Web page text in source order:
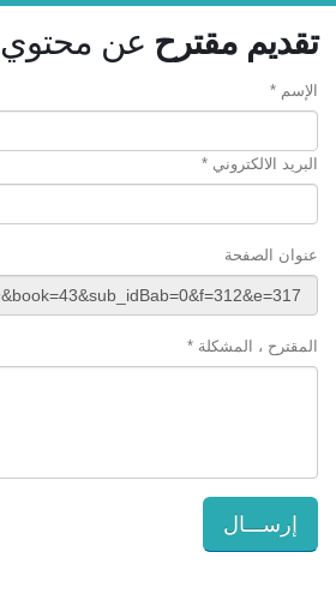
تقديم مقترح عن محتوي
الإسم *
البريد الالكتروني *
عنوان الصفحة
المقترح ، المشكلة *